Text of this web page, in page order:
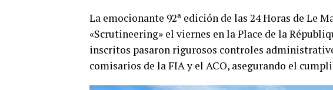
La emocionante 92ª edición de las 24 Horas de Le
«Scrutineering» el viernes en la Place de la
inscritos pasaron rigurosos controles
comisarios de la FIA y el ACO, asegurando el